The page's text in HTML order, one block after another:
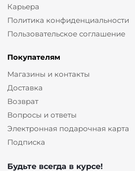
Карьера
Политика конфиденциальности
Пользовательское соглашение
Покупателям
Магазины и контакты
Доставка
Возврат
Вопросы и ответы
Электронная подарочная карта
Подписка
Будьте всегда в курсе!